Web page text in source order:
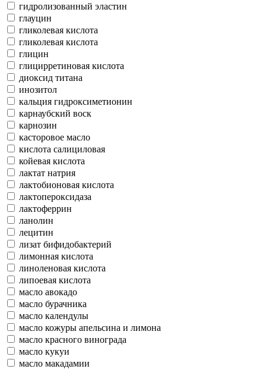
гидролизованный эластин
глауцин
гликолевая кислота
гликолевая кислота
глицин
глицирретиновая кислота
диоксид титана
инозитол
кальция гидроксиметионин
карнаубский воск
карнозин
касторовое масло
кислота салициловая
койевая кислота
лактат натрия
лактобионовая кислота
лактопероксидаза
лактоферрин
ланолин
лецитин
лизат бифидобактерий
лимонная кислота
линоленовая кислота
липоевая кислота
масло авокадо
масло бурачника
масло календулы
масло кожуры апельсина и лимона
масло красного винограда
масло кукуи
масло макадамии